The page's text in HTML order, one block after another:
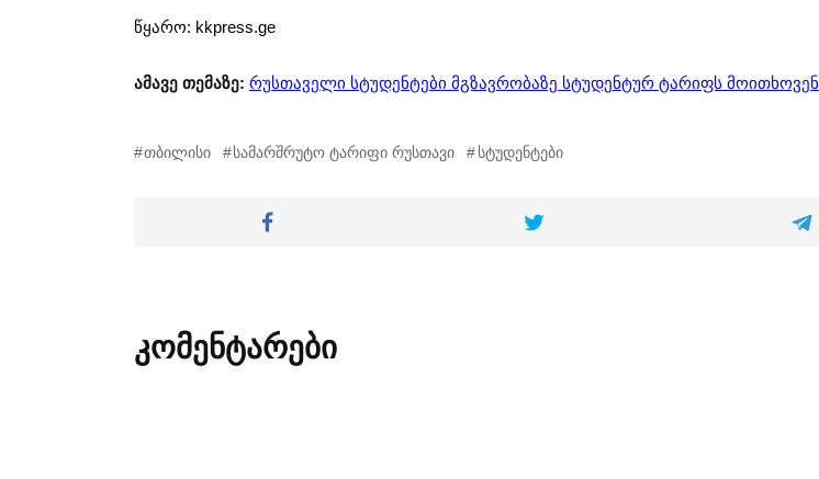
წყარო: kkpress.ge
ამავე თემაზე: რუსთაველი სტუდენტები მგზავრობაზე სტუდენტურ ტარიფს მოითხოვენ
თბილისი სამარშრუტო ტარიფი რუსთავი სტუდენტები
კომენტარები